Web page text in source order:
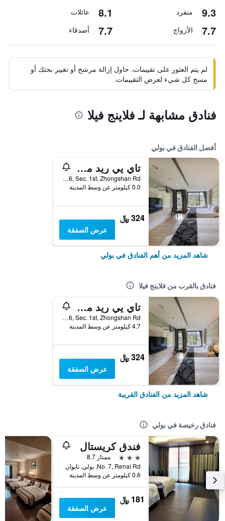
9.3 منفرد 8.1 عائلات
7.7 الأزواج 7.7 أصدقاء
لم يتم العثور على تقييمات. حاول إزالة مرشح أو تغيير بحثك أو
مسح كل شيء لعرض التقييمات.
فنادق مشابهة لـ فلاينج فيلا
أفضل الفنادق في بولي
تاي يي ريد مابل ريزورت
No. 176, Sec. 1st, Zhongshan Rd, بولي, تايوان
0.0 كيلومتر عن وسط المدينة
324 ﷼
عرض الصفقة
شاهد المزيد من أهم الفنادق في بولي
فنادق بالقرب من فلاينج فيلا
تاي يي ريد مابل ريزورت
No. 176, Sec. 1st, Zhongshan Rd, بولي, تايوان
4.7 كيلومتر عن وسط المدينة
324 ﷼
عرض الصفقة
شاهد المزيد من الفنادق القريبة
فنادق رخيصة في بولي
فندق كريستال
3 نجوم
ممتاز 8.7
No. 7, Renai Rd, بولي, تايوان
0.6 كيلومتر عن وسط المدينة
181 ﷼
عرض الصفقة